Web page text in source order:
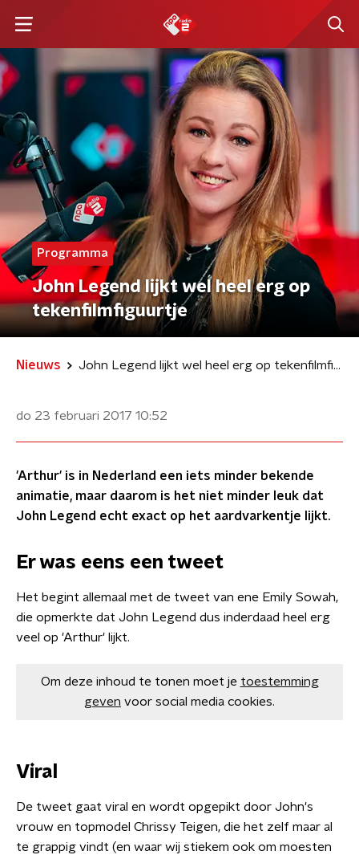
Programma
John Legend lijkt wel heel erg op
tekenfilmfiguurtje
Nieuws John Legend lijkt wel heel erg op tekenfilmfiguurtje
do 23 februari 2017 10:52
'Arthur' is in Nederland een iets minder bekende
animatie, maar daarom is het niet minder leuk dat
John Legend echt exact op het aardvarkentje lijkt.
Er was eens een tweet
Het begint allemaal met de tweet van ene Emily Sowah,
die opmerkte dat John Legend dus inderdaad heel erg
veel op 'Arthur' lijkt.
Om deze inhoud te tonen moet je toestemming
geven voor social media cookies.
Viral
De tweet gaat viral en wordt opgepikt door John's
vrouw en topmodel Chrissy Teigen, die het zelf maar al
te grappig vindt (en waar wij stiekem ook om moesten